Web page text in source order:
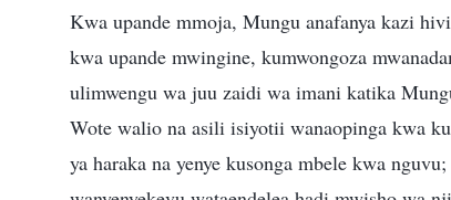
Kwa upande mmoja, Mungu anafanya kazi
kwa upande mwingine, kumwongoza
ulimwengu wa juu zaidi wa imani katika
Wote walio na asili isiyotii wanaopinga kwa
ya haraka na yenye kusonga mbele kwa